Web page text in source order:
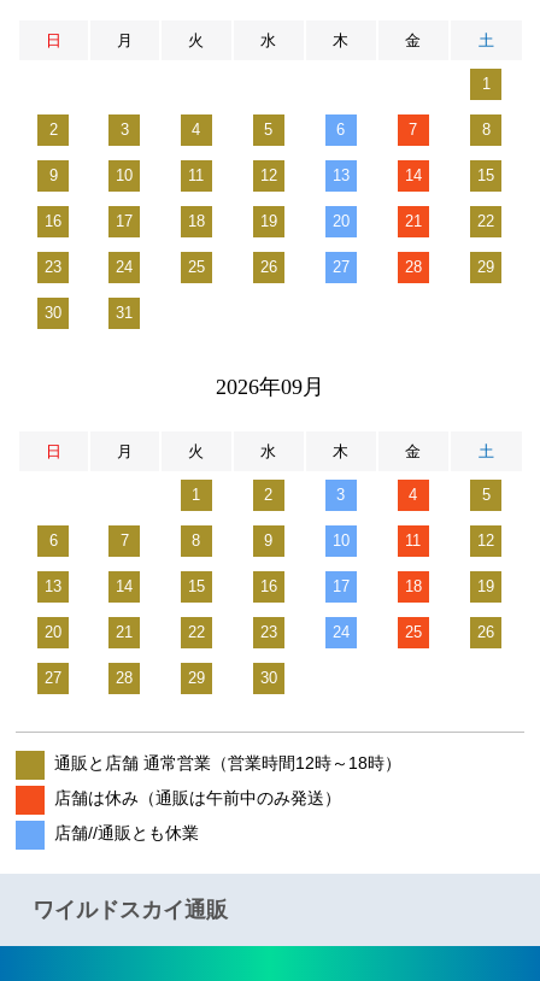
日 月 火 水 木 金 土
1
2 3 4 5 6 7 8
9 10 11 12 13 14 15
16 17 18 19 20 21 22
23 24 25 26 27 28 29
30 31
2026年09月
日 月 火 水 木 金 土
1 2 3 4 5
6 7 8 9 10 11 12
13 14 15 16 17 18 19
20 21 22 23 24 25 26
27 28 29 30
通販と店舗 通常営業（営業時間12時～18時）
店舗は休み（通販は午前中のみ発送）
店舗//通販とも休業
ワイルドスカイ通販